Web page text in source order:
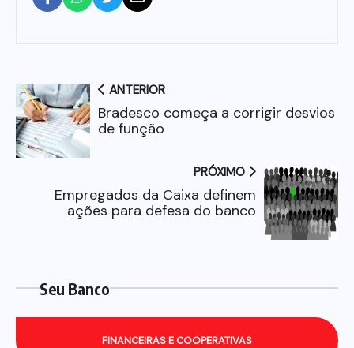
ANTERIOR
Bradesco começa a corrigir desvios
de função
PRÓXIMO
Empregados da Caixa definem
ações para defesa do banco
Seu Banco
FINANCEIRAS E COOPERATIVAS